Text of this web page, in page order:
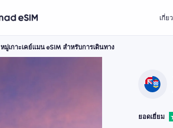
เกี่ย
หมู่เกาะเคย์แมน eSIM สำหรับการเดินทาง
ยอดเยี่ยม